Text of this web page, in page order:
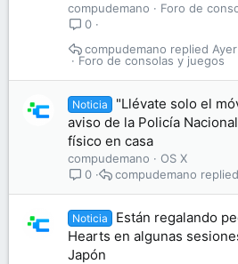
compudemano
Foro de
0
Foro de consolas y juegos
compudemano
Noticia
"Llévate solo el
aviso de la Policía
físico en casa
compudemano
OS X
0
compudemano
Noticia
Están regalando
Hearts en algunas
Japón